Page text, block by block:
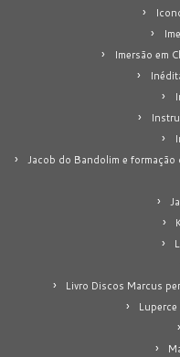
Imersão em
Jacob do Bandolim e
Livro Discos Marcus